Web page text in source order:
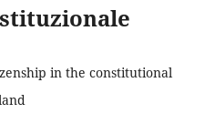
in the constitutional